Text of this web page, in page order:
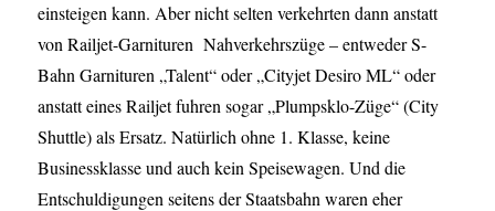
einsteigen kann. Aber nicht selten verkehrten dann anstatt
von Railjet-Garnituren Nahverkehrszüge – entweder S-
Bahn Garnituren „Talent“ oder „Cityjet Desiro ML“ oder
anstatt eines Railjet fuhren sogar „Plumpsklo-Züge“ (City
Shuttle) als Ersatz. Natürlich ohne 1. Klasse, keine
Businessklasse und auch kein Speisewagen. Und die
Entschuldigungen seitens der Staatsbahn waren eher